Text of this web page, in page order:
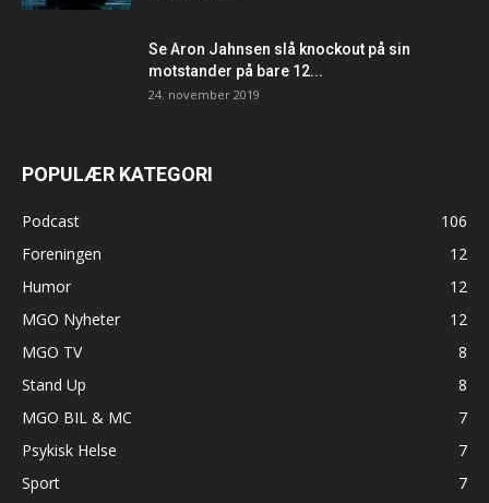
Se Aron Jahnsen slå knockout på sin
motstander på bare 12...
24. november 2019
POPULÆR KATEGORI
Podcast
106
Foreningen
12
Humor
12
MGO Nyheter
12
MGO TV
8
Stand Up
8
MGO BIL & MC
7
Psykisk Helse
7
Sport
7